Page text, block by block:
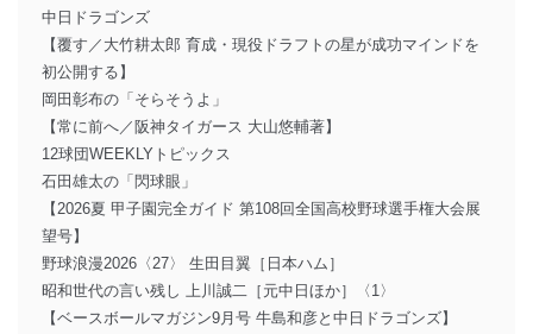
中日ドラゴンズ
【覆す／大竹耕太郎 育成・現役ドラフトの星が成功マインドを
初公開する】
岡田彰布の「そらそうよ」
【常に前へ／阪神タイガース 大山悠輔著】
12球団WEEKLYトピックス
石田雄太の「閃球眼」
【2026夏 甲子園完全ガイド 第108回全国高校野球選手権大会展
望号】
野球浪漫2026〈27〉 生田目翼［日本ハム］
昭和世代の言い残し 上川誠二［元中日ほか］〈1〉
【ベースボールマガジン9月号 牛島和彦と中日ドラゴンズ】